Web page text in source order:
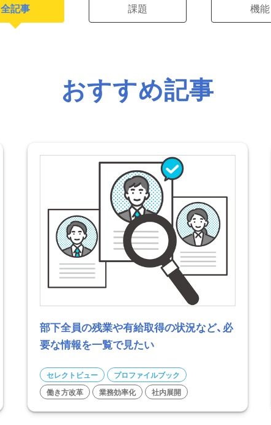
全記事 課題 機能
おすすめ記事
部下全員の残業や有給取得の状況など、必
要な情報を一覧で見たい
セレクトビュー
プロファイルブック
働き方改革
業務効率化 社内展開